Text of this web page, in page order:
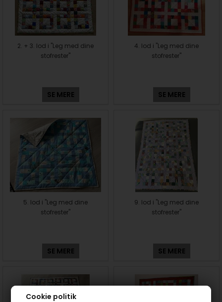
Cookie politik
2. + 3. lod i "Leg med dine
stofrester"
SE MERE
4. lod i "Leg med dine
stofrester"
SE MERE
5. lod i "Leg med dine
stofrester"
SE MERE
9. lod i "Leg med dine
stofrester"
SE MERE